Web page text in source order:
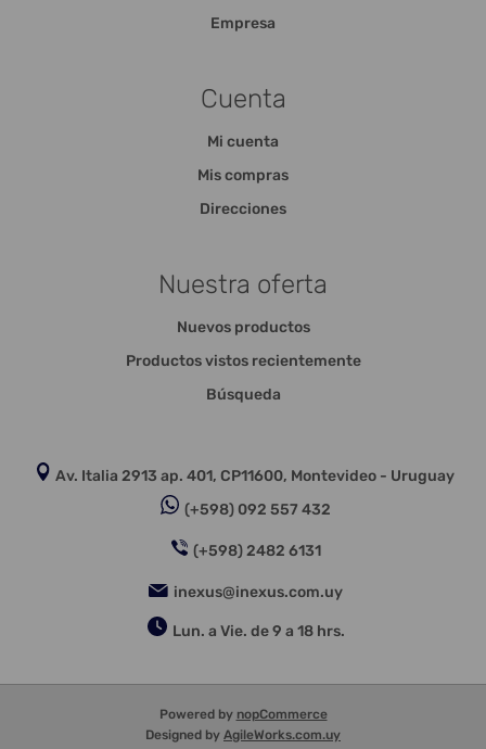
Empresa
Cuenta
Mi cuenta
Mis compras
Direcciones
Nuestra oferta
Nuevos productos
Productos vistos recientemente
Búsqueda
Av. Italia 2913 ap. 401, CP11600, Montevideo - Uruguay
(+598) 092 557 432
(+598) 2482 6131
inexus@inexus.com.uy
Lun. a Vie. de 9 a 18 hrs.
Powered by nopCommerce
Designed by AgileWorks.com.uy